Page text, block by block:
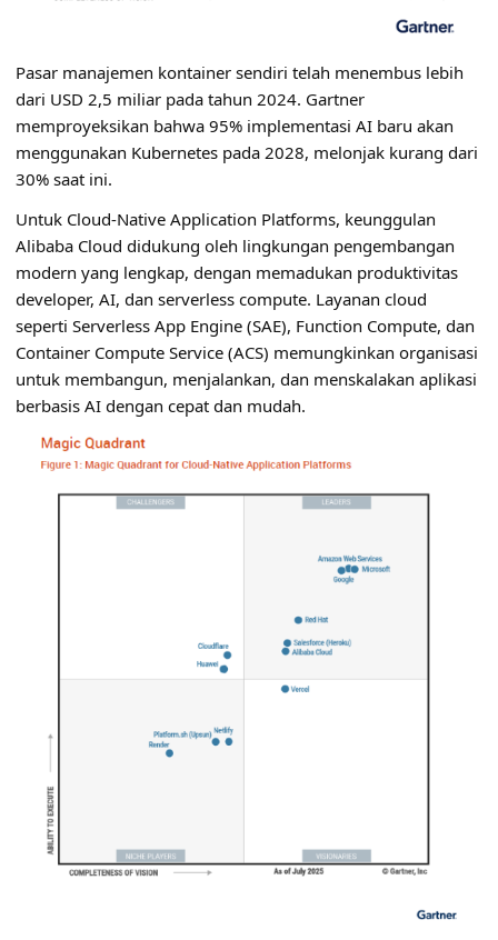
Pasar manajemen kontainer sendiri telah menembus lebih
dari USD 2,5 miliar pada tahun 2024. Gartner
memproyeksikan bahwa 95% implementasi AI baru akan
menggunakan Kubernetes pada 2028, melonjak kurang dari
30% saat ini.
Untuk Cloud-Native Application Platforms, keunggulan
Alibaba Cloud didukung oleh lingkungan pengembangan
modern yang lengkap, dengan memadukan produktivitas
developer, AI, dan serverless compute. Layanan cloud
seperti Serverless App Engine (SAE), Function Compute, dan
Container Compute Service (ACS) memungkinkan organisasi
untuk membangun, menjalankan, dan menskalakan aplikasi
berbasis AI dengan cepat dan mudah.